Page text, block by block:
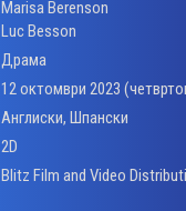
Marisa Berenson
Luc Besson
Драма
12 октомври 2023
Aнглиски, Шпански
2D
Blitz Film and Video